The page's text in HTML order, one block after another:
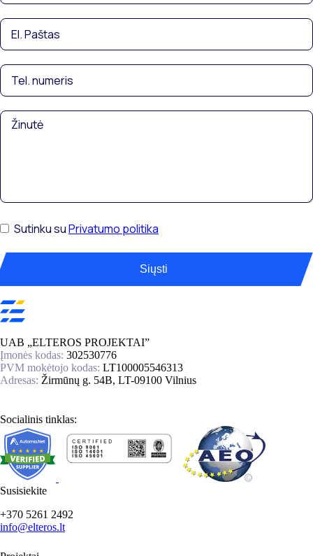
Sutinku suPrivatumo politika
Siųsti
UAB „ELTEROS PROJEKTAI”
Įmonės kodas: 302530776
PVM mokėtojo kodas: LT100005546313
Adresas: Žirmūnų g. 54B, LT-09100 Vilnius
Socialinis tinklas:
Susisiekite
+370 5261 2492
info@elteros.lt